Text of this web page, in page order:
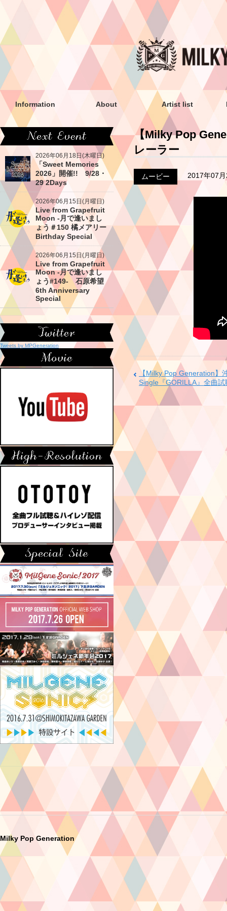
Information About Artist list
【Milky Pop
レーラー
ムービー 2017年07
【Milky Pop Generation】
Single『GORILLA』全曲
2026年06月18日(木曜日)
「Sweet Memories
2026」開催!! 9/28・
29 2Days
2026年06月15日(月曜日)
Live from Grapefruit
Moon -月で逢いまし
ょう＃150 橘メアリー
Birthday Special
2026年06月15日(月曜日)
Live from Grapefruit
Moon -月で逢いまし
ょう#149- 石原希望
6th Anniversary
Special
Tweets by MPGeneration
Milky Pop Generation